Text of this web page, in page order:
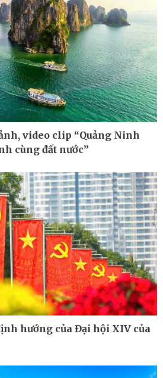
Doanh nghiệp
Thông tin doanh nghiệp
Doanh nghiệp 24h
Doanh nhân
Vì cộng đồng
video clip “Quảng Ninh
cùng đất nước”
hướng của Đại hội XIV của